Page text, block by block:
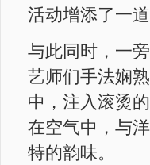
活动增添了一
与此同时，一
艺师们手法娴
中，注入滚烫
在空气中，与
特的韵味。